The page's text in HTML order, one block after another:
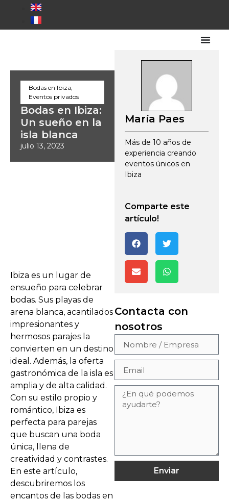
Bodas en Ibiza,
Eventos privados
Bodas en Ibiza:
Un sueño en la
isla blanca
julio 13, 2023
Ibiza es un lugar de
ensueño para celebrar
bodas. Sus playas de
arena blanca, acantilados
impresionantes y
hermosos parajes la
convierten en un destino
ideal. Además, la oferta
gastronómica de la isla es
amplia y de alta calidad.
Con su estilo propio y
romántico, Ibiza es
perfecta para parejas
que buscan una boda
única, llena de
creatividad y contrastes.
En este artículo,
descubriremos los
encantos de las bodas en
María Paes
Más de 10 años de
experiencia creando
eventos únicos en
Ibiza
Comparte este
artículo!
Contacta con
nosotros
Enviar